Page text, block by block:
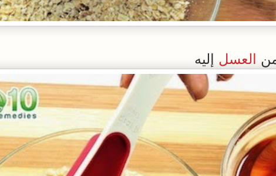
العسل إليه